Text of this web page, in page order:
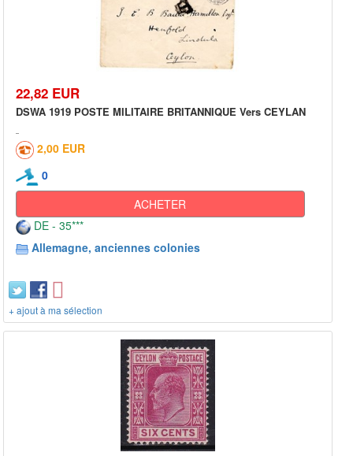
22,82 EUR
DSWA 1919 POSTE MILITAIRE BRITANNIQUE Vers CEYLAN
2,00 EUR
0
ACHETER
DE - 35***
Allemagne, anciennes colonies
+ ajout à ma sélection